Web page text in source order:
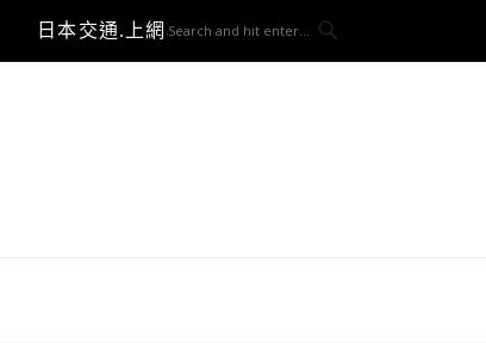
日本交通.上網與3C開箱